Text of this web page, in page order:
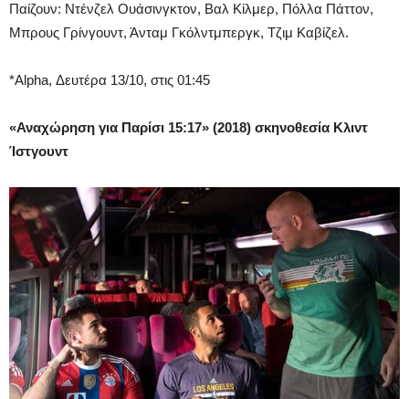
Παίζουν: Ντένζελ Ουάσινγκτον, Βαλ Κίλμερ, Πόλλα Πάττον,
Μπρους Γρίνγουντ, Άνταμ Γκόλντμπεργκ, Τζιμ Καβίζελ.
*Alpha, Δευτέρα 13/10, στις 01:45
«Αναχώρηση για Παρίσι 15:17» (2018) σκηνοθεσία Κλιντ
Ίστγουντ